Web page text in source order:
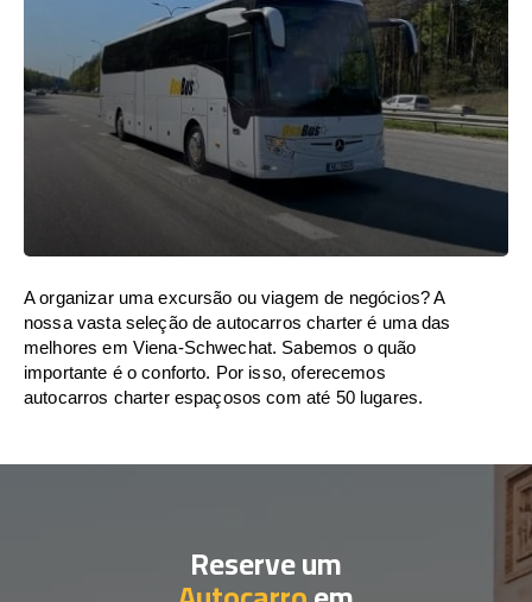
A organizar uma excursão ou viagem de negócios? A
nossa vasta seleção de autocarros charter é uma das
melhores em Viena-Schwechat. Sabemos o quão
importante é o conforto. Por isso, oferecemos
autocarros charter espaçosos com até 50 lugares.
Reserve um